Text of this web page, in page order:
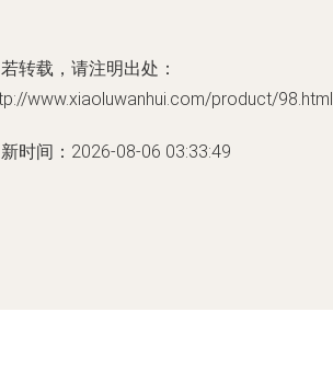
转载，请注明出处：
www.xiaoluwanhui.com/product/98.html
时间：2026-08-06 03:33:49